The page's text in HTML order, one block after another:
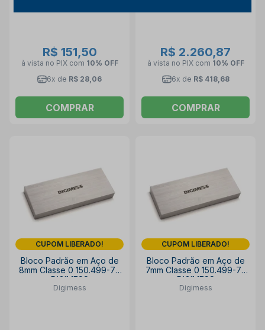
R$ 151,50
à vista no PIX com 10% OFF
6x de R$ 28,06
COMPRAR
R$ 2.260,87
à vista no PIX com 10% OFF
6x de R$ 418,68
COMPRAR
CUPOM LIBERADO!
Bloco Padrão em Aço de
8mm Classe 0 150.499-77
DIGIMESS
Digimess
CUPOM LIBERADO!
Bloco Padrão em Aço de
7mm Classe 0 150.499-75
DIGIMESS
Digimess